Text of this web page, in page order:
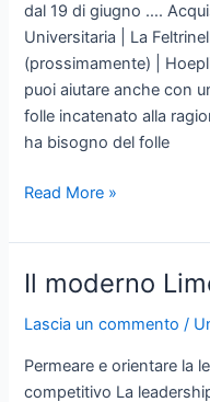
e
orientare
la
leadership
per
il
competitivo
dal 19 di giugno ….
Universitaria | La
(prossimamente) |
puoi aiutare anche con
folle incatenato alla
ha bisogno del folle
Il
nuovo
libro
presto
disponibile
Read More »
Il moderno
Lascia un commento /
Permeare e orientare la
competitivo La